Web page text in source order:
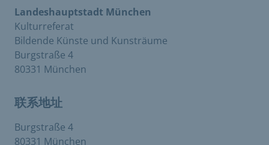
Landeshauptstadt München
Kulturreferat
Bildende Künste und Kunsträume
Burgstraße 4
80331 München
联系地址
Burgstraße 4
80331 München